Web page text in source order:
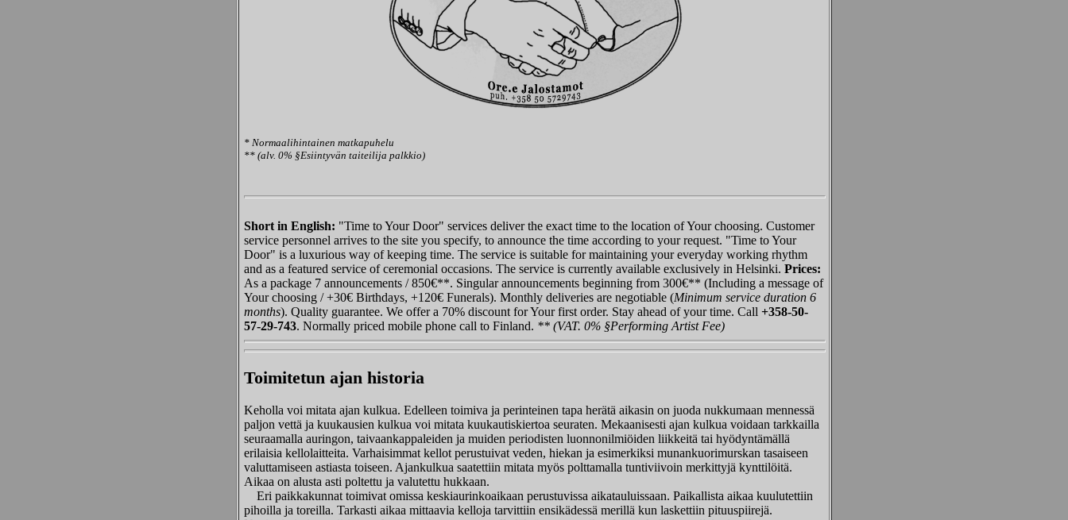
* Normaalihintainen matkapuhelu
** (alv. 0% §Esiintyvän taiteilija palkkio)
Short in English: "Time to Your Door" services deliver the exact time to the location of Your choosing. Customer
service personnel arrives to the site you specify, to announce the time according to your request. "Time to Your
Door" is a luxurious way of keeping time. The service is suitable for maintaining your everyday working rhythm
and as a featured service of ceremonial occasions. The service is currently available exclusively in Helsinki. Prices:
As a package 7 announcements / 850€**. Singular announcements beginning from 300€** (Including a message of
Your choosing / +30€ Birthdays, +120€ Funerals). Monthly deliveries are negotiable (Minimum service duration 6
months). Quality guarantee. We offer a 70% discount for Your first order. Stay ahead of your time. Call +358-50-
57-29-743. Normally priced mobile phone call to Finland. ** (VAT. 0% §Performing Artist Fee)
Toimitetun ajan historia
Keholla voi mitata ajan kulkua. Edelleen toimiva ja perinteinen tapa herätä aikasin on juoda nukkumaan mennessä
paljon vettä ja kuukausien kulkua voi mitata kuukautiskiertoa seuraten. Mekaanisesti ajan kulkua voidaan tarkkailla
seuraamalla auringon, taivaankappaleiden ja muiden periodisten luonnonilmiöiden liikkeitä tai hyödyntämällä
erilaisia kellolaitteita. Varhaisimmat kellot perustuivat veden, hiekan ja esimerkiksi munankuorimurskan tasaiseen
valuttamiseen astiasta toiseen. Ajankulkua saatettiin mitata myös polttamalla tuntiviivoin merkittyjä kynttilöitä.
Aikaa on alusta asti poltettu ja valutettu hukkaan.
Eri paikkakunnat toimivat omissa keskiaurinkoaikaan perustuvissa aikatauluissaan. Paikallista aikaa kuulutettiin
pihoilla ja toreilla. Tarkasti aikaa mittaavia kelloja tarvittiin ensikädessä merillä kun laskettiin pituuspiirejä.